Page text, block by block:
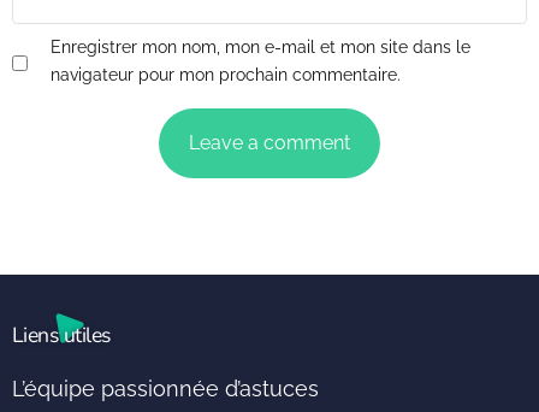
Enregistrer mon nom, mon e-mail et mon site dans le
navigateur pour mon prochain commentaire.
Liens utiles
L’équipe passionnée d’astuces